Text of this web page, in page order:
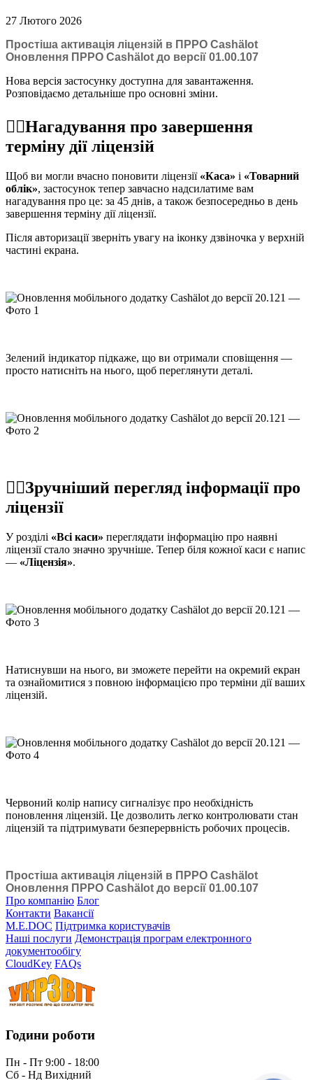
27 Лютого 2026
Простіша активація ліцензій в ПРРО Cashӓlot
Оновлення ПРРО Cashӓlot до версії 01.00.107
Нова версія застосунку доступна для завантаження.
Розповідаємо детальніше про основні зміни.
☝🏻Нагадування про завершення
терміну дії ліцензій
Щоб ви могли вчасно поновити ліцензії «Каса» і «Товарний
облік», застосунок тепер завчасно надсилатиме вам
нагадування про це: за 45 днів, а також безпосередньо в день
завершення терміну дії ліцензії.
Після авторизації зверніть увагу на іконку дзвіночка у верхній
частині екрана.
Зелений індикатор підкаже, що ви отримали сповіщення —
просто натисніть на нього, щоб переглянути деталі.
☝🏻Зручніший перегляд інформації про
ліцензії
У розділі «Всі каси» переглядати інформацію про наявні
ліцензії стало значно зручніше. Тепер біля кожної каси є напис
— «Ліцензія».
Натиснувши на нього, ви зможете перейти на окремий екран
та ознайомитися з повною інформацією про терміни дії ваших
ліцензій.
Червоний колір напису сигналізує про необхідність
поновлення ліцензій. Це дозволить легко контролювати стан
ліцензій та підтримувати безперервність робочих процесів.
Простіша активація ліцензій в ПРРО Cashӓlot
Оновлення ПРРО Cashӓlot до версії 01.00.107
Про компанію Блог
Контакти Вакансії
M.E.DOC Підтримка користувачів
Наші послуги Демонстрація програм електронного
документообігу
CloudKey FAQs
Години роботи
Пн - Пт 9:00 - 18:00
Сб - Нд Вихідний